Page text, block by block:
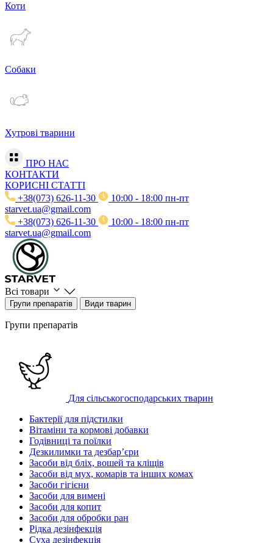
Коти
Собаки
Хутрові тварини
ПРО НАС
КОНТАКТИ
КОРИСНІ СТАТТІ
+38(073) 626-11-30
10:00 - 18:00 пн-пт
starvet.ua@gmail.com
+38(073) 626-11-30
10:00 - 18:00 пн-пт
starvet.ua@gmail.com
Всі товари
Групи препаратів Види тварин
Групи препаратів
Для сільськогосподарських тварин
Бактерії для підстилки
Вітаміни та кормові добавки
Годівниці та поїлки
Дезкилимки та дезбарʼєри
Засоби від бліх, вошей та кліщів
Засоби від мух, комарів та інших комах
Засоби гігієни
Засоби для вимені
Засоби для копит
Засоби для обробки ран
Рідка дезінфекція
Суха дезінфекція